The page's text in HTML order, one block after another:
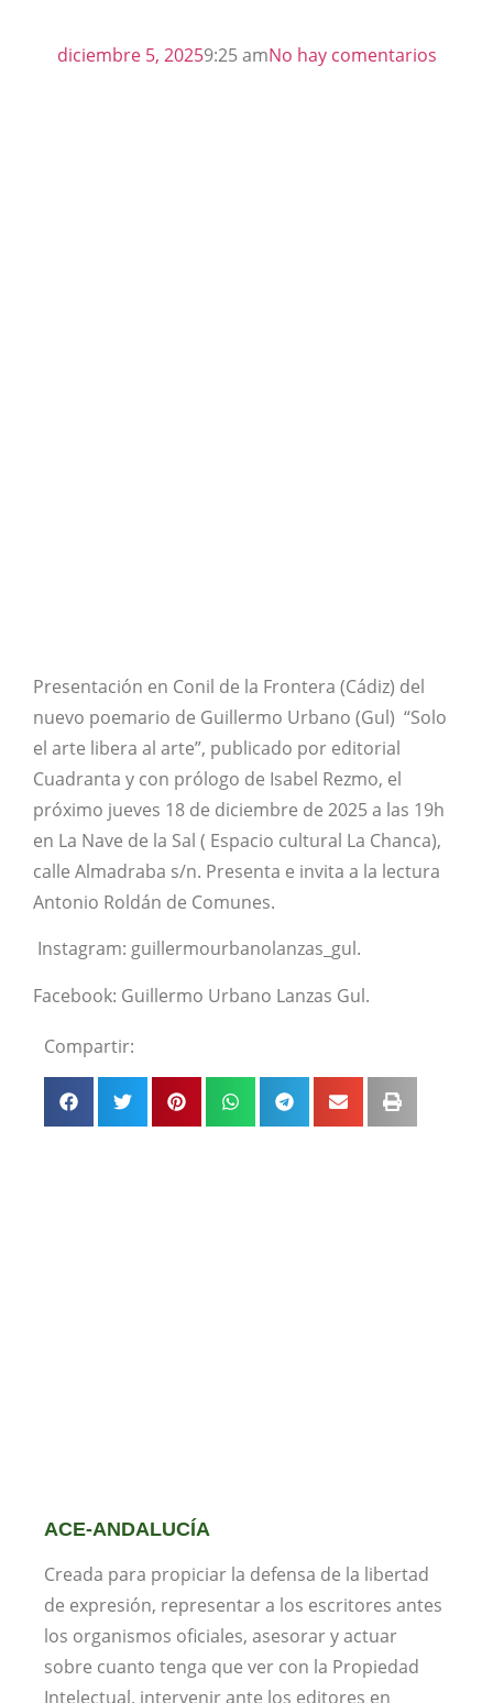
diciembre 5, 20259:25 amNo hay comentarios
Presentación en Conil de la Frontera (Cádiz) del
nuevo poemario de Guillermo Urbano (Gul) “Solo
el arte libera al arte”, publicado por editorial
Cuadranta y con prólogo de Isabel Rezmo, el
próximo jueves 18 de diciembre de 2025 a las 19h
en La Nave de la Sal ( Espacio cultural La Chanca),
calle Almadraba s/n. Presenta e invita a la lectura
Antonio Roldán de Comunes.
Instagram: guillermourbanolanzas_gul.
Facebook: Guillermo Urbano Lanzas Gul.
Compartir:
ACE-ANDALUCÍA
Creada para propiciar la defensa de la libertad
de expresión, representar a los escritores antes
los organismos oficiales, asesorar y actuar
sobre cuanto tenga que ver con la Propiedad
Intelectual, intervenir ante los editores en